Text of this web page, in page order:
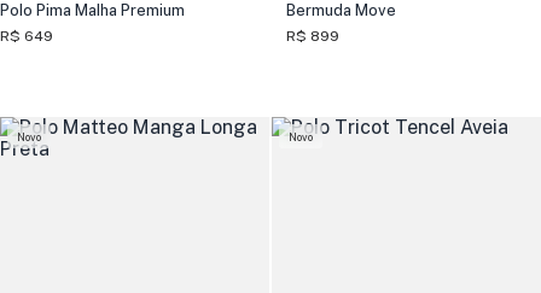
Polo Pima Malha Premium
R$ 649
Bermuda Move
R$ 899
Novo Novo